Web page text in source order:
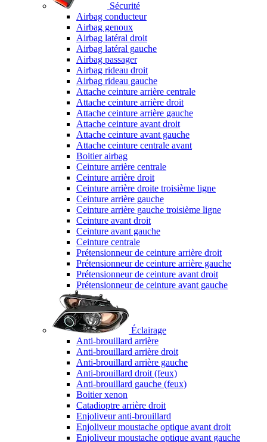
Sécurité
Airbag conducteur
Airbag genoux
Airbag latéral droit
Airbag latéral gauche
Airbag passager
Airbag rideau droit
Airbag rideau gauche
Attache ceinture arrière centrale
Attache ceinture arrière droit
Attache ceinture arrière gauche
Attache ceinture avant droit
Attache ceinture avant gauche
Attache ceinture centrale avant
Boitier airbag
Ceinture arrière centrale
Ceinture arrière droit
Ceinture arrière droite troisième ligne
Ceinture arrière gauche
Ceinture arrière gauche troisième ligne
Ceinture avant droit
Ceinture avant gauche
Ceinture centrale
Prétensionneur de ceinture arrière droit
Prétensionneur de ceinture arrière gauche
Prétensionneur de ceinture avant droit
Prétensionneur de ceinture avant gauche
Éclairage
Anti-brouillard arrière
Anti-brouillard arrière droit
Anti-brouillard arrière gauche
Anti-brouillard droit (feux)
Anti-brouillard gauche (feux)
Boitier xenon
Catadioptre arrière droit
Enjoliveur anti-brouillard
Enjoliveur moustache optique avant droit
Enjoliveur moustache optique avant gauche